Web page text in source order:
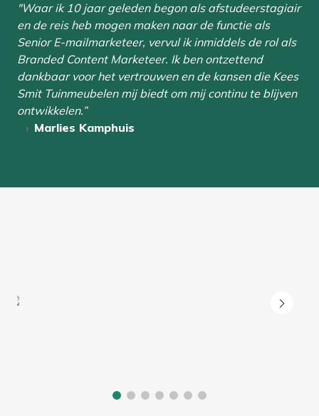
"Waar ik 10 jaar geleden begon als afstudeerstagiair
en de reis heb mogen maken naar de functie als
Senior E-mailmarketeer, vervul ik inmiddels de rol als
Branded Content Marketeer. Ik ben ontzettend
dankbaar voor het vertrouwen en de kansen die Kees
Smit Tuinmeubelen mij biedt om mij continu te blijven
ontwikkelen.”
Marlies Kamphuis